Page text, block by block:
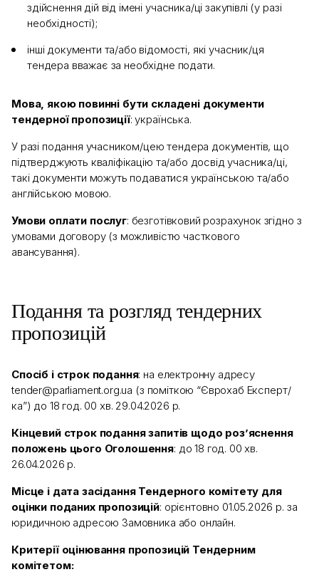
здійснення дій від імені учасника/ці закупівлі (у разі
необхідності);
інші документи та/або відомості, які учасник/ця
тендера вважає за необхідне подати.
Мова, якою повинні бути складені документи
тендерної пропозиції: українська.
У разі подання учасником/цею тендера документів, що
підтверджують кваліфікацію та/або досвід учасника/ці,
такі документи можуть подаватися українською та/або
англійською мовою.
Умови оплати послуг: безготівковий розрахунок згідно з
умовами договору (з можливістю часткового
авансування).
Подання та розгляд тендерних
пропозицій
Спосіб і строк подання: на електронну адресу
tender@parliament.org.ua (з поміткою “Єврохаб Експерт/
ка”) до 18 год. 00 хв. 29.04.2026 р.
Кінцевий строк подання запитів щодо роз’яснення
положень цього Оголошення: до 18 год. 00 хв.
26.04.2026 р.
Місце і дата засідання Тендерного комітету для
оцінки поданих пропозицій: орієнтовно 01.05.2026 р. за
юридичною адресою Замовника або онлайн.
Критерії оцінювання пропозицій Тендерним
комітетом: